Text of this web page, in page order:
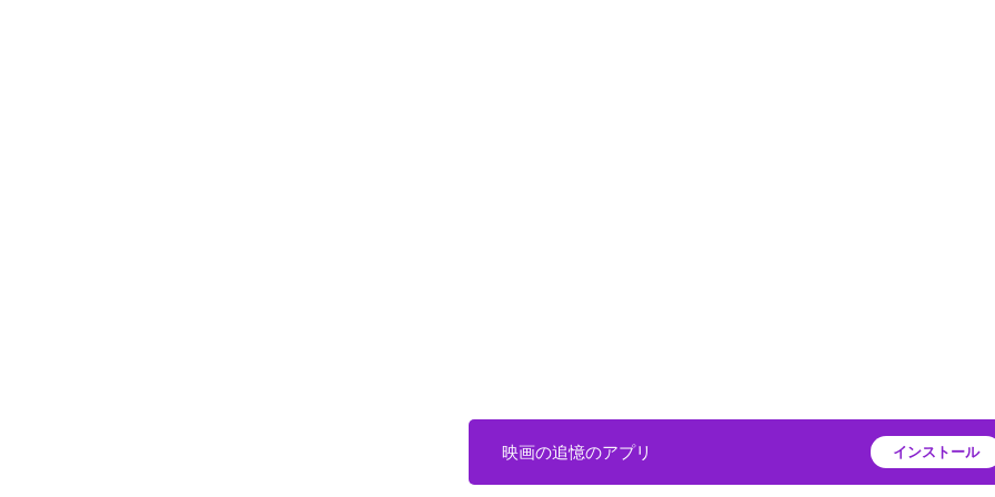
映画の追憶のアプリ インストール